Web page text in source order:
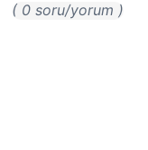
( 0 soru/yorum )